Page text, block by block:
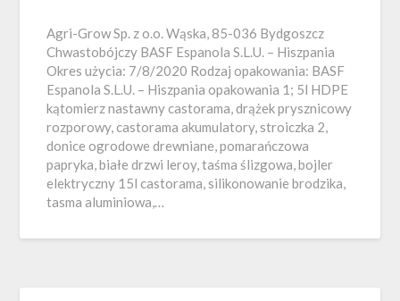
Agri-Grow Sp. z o.o. Wąska, 85-036 Bydgoszcz
Chwastobójczy BASF Espanola S.L.U. – Hiszpania
Okres użycia: 7/8/2020 Rodzaj opakowania: BASF
Espanola S.L.U. – Hiszpania opakowania 1; 5l HDPE
kątomierz nastawny castorama, drążek prysznicowy
rozporowy, castorama akumulatory, stroiczka 2,
donice ogrodowe drewniane, pomarańczowa
papryka, białe drzwi leroy, taśma ślizgowa, bojler
elektryczny 15l castorama, silikonowanie brodzika,
tasma aluminiowa,…